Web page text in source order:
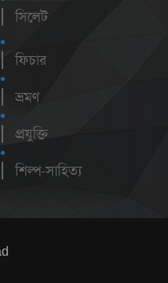
সিলেট
ফিচার
ভ্রমণ
প্রযুক্তি
শিল্প-সাহিত্য